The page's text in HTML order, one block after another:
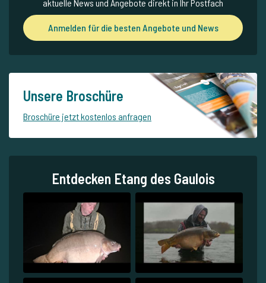
aktuelle News und Angebote direkt in Ihr Postfach
Anmelden für die besten Angebote und News
Unsere Broschüre
Broschüre jetzt kostenlos anfragen
Entdecken Etang des Gaulois